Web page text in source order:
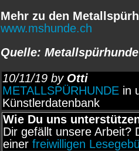
Mehr zu den
www.mshunde.ch
Quelle: Metallspürhunde
10/11/19 by Otti
METALLSPÜRHUNDEin
Künstlerdatenbank
Wie Du uns
Dir gefällt unsere Arbeit?
einer freiwilligen